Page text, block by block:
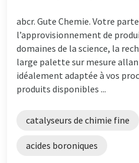
abcr. Gute Chemie. Votre
l’approvisionnement de
domaines de la science, la
large palette sur mesure
idéalement adaptée à vos
produits disponibles ...
catalyseurs de chimie fine
acides boroniques